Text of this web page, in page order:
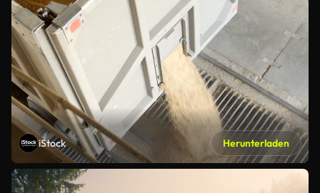
iStock Herunterladen